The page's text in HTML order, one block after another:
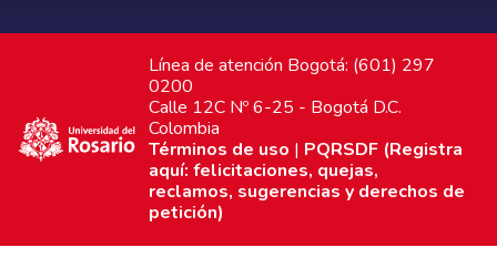
Línea de atención Bogotá: (601) 297
0200
Calle 12C Nº 6-25 - Bogotá D.C.
Colombia
Términos de uso | PQRSDF (Registra
aquí: felicitaciones, quejas,
reclamos, sugerencias y derechos de
petición)